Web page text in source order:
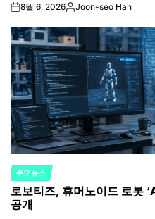
on8월 6, 2026Posted
Joon-seo Han
POSTED
IN
주요 뉴스
로보티즈, 휴머노이드 로봇
공개